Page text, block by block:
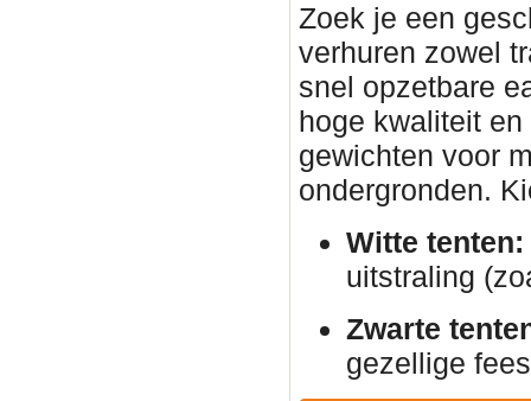
Zoek je een
verhuren zowel
snel opzetbare
hoge kwaliteit
gewichten voor
ondergronden.
Witte tenten:
uitstraling
Zwarte
gezellige